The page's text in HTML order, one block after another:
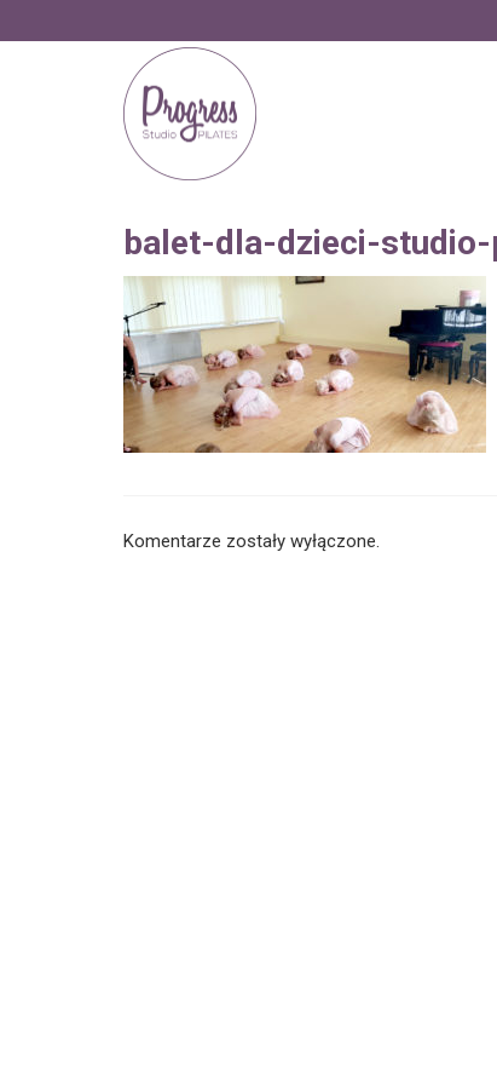
balet-dla-dzieci-
Komentarze zostały wyłączone.